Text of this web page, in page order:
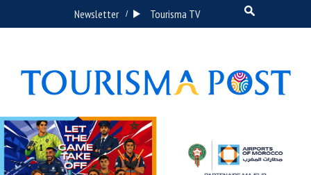
Newsletter / Tourisma TV